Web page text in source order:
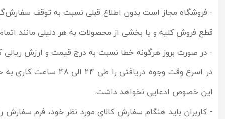
- فروشگاه مجاز است بدون اطلاع قبلی نسبت به توقف
قطع فروش کلیه و یا بخشی از محصولات به هر دلیلی مانند
- در صورت بروز هرگونه خطا نسبت به درج قیمت و ارزش
در اسرع وقت وجوه
این خصوص ادعایی نخواهد داشت.​
- کاربران باید هنگام سفارش کالای مورد نظر خود، فرم